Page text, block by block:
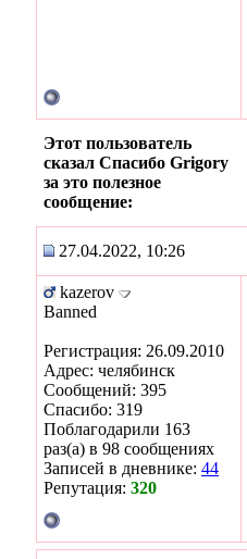
Этот пользователь
сказал Спасибо Grigory
за это полезное
сообщение:
27.04.2022, 10:26
kazerov
Banned
Регистрация: 26.09.2010
Адрес: челябинск
Сообщений: 395
Спасибо: 319
Поблагодарили 163
раз(а) в 98 сообщениях
Записей в дневнике: 44
Репутация: 320